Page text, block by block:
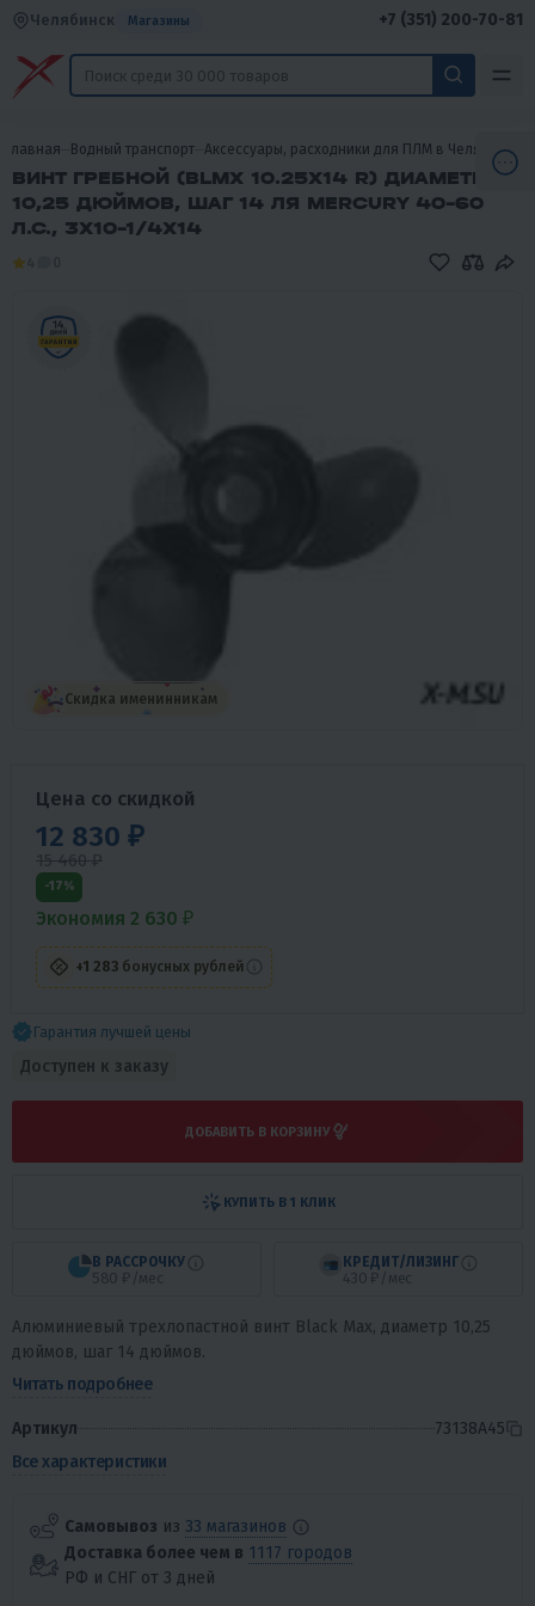
Челябинск Магазины +7 (351) 200-70-81
Главная Водный транспорт Аксессуары, расходники для ПЛМ в Челябинске
ВИНТ ГРЕБНОЙ (BLMX 10.25X14 R) ДИАМЕТР
10,25 ДЮЙМОВ, ШАГ 14 ЛЯ MERCURY 40-60
Л.С., 3X10-1/4X14
Скидка именинникам
Гарантия лучшей цены
Цена со скидкой
12 830 ₽
15 460 ₽
-17%
Экономия 2 630 ₽
+1 283 бонусных рублей
Доступен к заказу
ДОБАВИТЬ В КОРЗИНУ
В РАССРОЧКУ
580 ₽/мес
КРЕДИТ/ЛИЗИНГ
430 ₽/мес
КУПИТЬ В 1 КЛИК
Алюминиевый трехлопастной винт Black Max, диаметр 10,25
дюймов, шаг 14 дюймов.
Читать подробнее
Артикул
73138A45
Все характеристики
Самовывоз из 33 магазинов
Доставка более чем в 1117 городов
РФ и СНГ от 3 дней